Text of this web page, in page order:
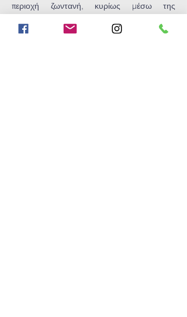
περιοχή ζωντανή, κυρίως μέσω της
Αφιερώνοντας 4 ολόκληρες ημέρες, θα